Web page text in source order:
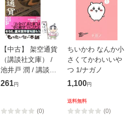
【中古】 架空通貨
（講談社文庫） /
池井戸 潤 / 講談社
[文庫]【メール便送
261円
(0)
ちいかわ なんか小
さくてかわいいや
つ 1/ナガノ
1,100円
送料無料
(0)